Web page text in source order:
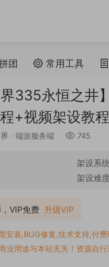
团 常用工具
335永恒之井
+视频架设教程
· 端游服务端 745
架设系统
架设难度
VIP免费 升级VIP
安装,BUG修复,技术支持,付
业用途与本站无关！资源自